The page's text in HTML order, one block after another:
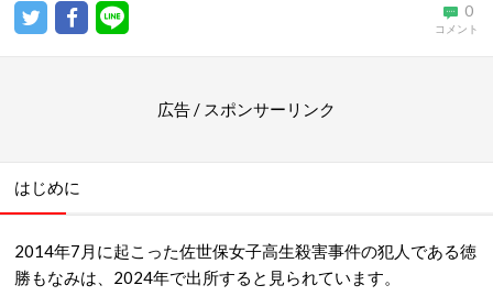
0
コメント
広告 / スポンサーリンク
はじめに
2014年7月に起こった佐世保女子高生殺害事件の犯人である徳
勝もなみは、2024年で出所すると見られています。